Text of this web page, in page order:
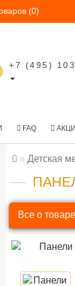
(0)
+7 (495)
FAQ
Детская
Все о товаре